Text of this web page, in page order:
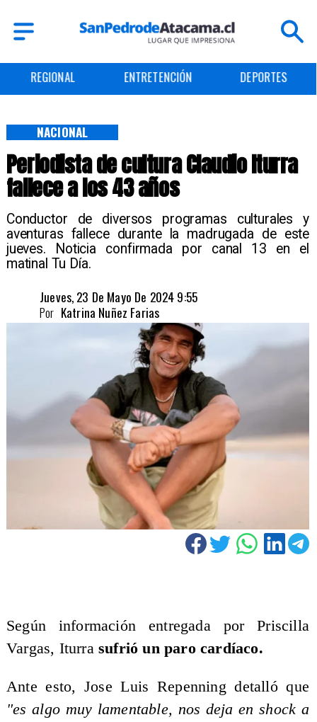
REGIONAL ENTRETENCIÓN DEPORTES
Periodista de cultura Claudio Iturra
fallece a los 43 años
Conductor de diversos programas culturales y
aventuras fallece durante la madrugada de este
jueves. Noticia confirmada por canal 13 en el
matinal Tu Día.
NACIONAL
Jueves, 23 De Mayo De 2024 9:55
Katrina Nuñez Farias
Por
Según información entregada por Priscilla
Vargas, Iturra sufrió un paro cardíaco.
Ante esto, Jose Luis Repenning detalló que
"es algo muy lamentable, nos deja en shock a